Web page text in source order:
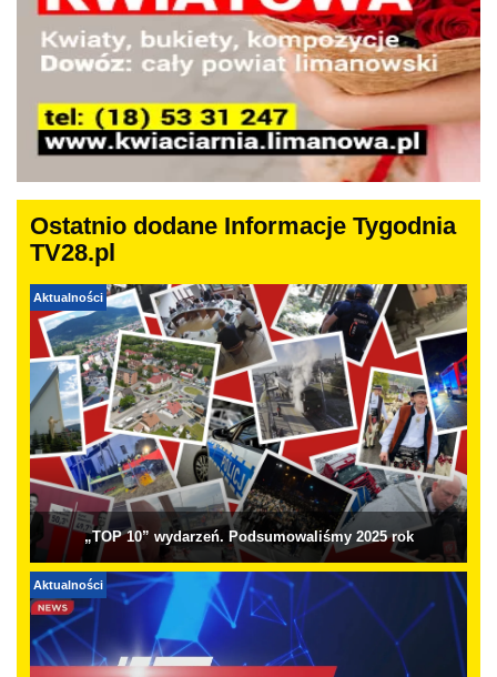
Ostatnio dodane Informacje Tygodnia
TV28.pl
Aktualności
„TOP 10” wydarzeń. Podsumowaliśmy 2025 rok
Aktualności